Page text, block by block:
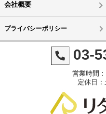
会社概要
プライバシーポリシー
03-
営業時間
定休日